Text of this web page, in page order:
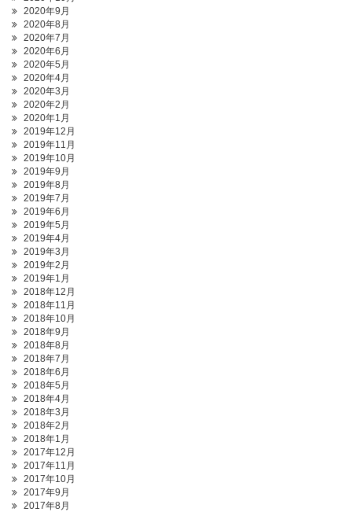
2020年9月
2020年8月
2020年7月
2020年6月
2020年5月
2020年4月
2020年3月
2020年2月
2020年1月
2019年12月
2019年11月
2019年10月
2019年9月
2019年8月
2019年7月
2019年6月
2019年5月
2019年4月
2019年3月
2019年2月
2019年1月
2018年12月
2018年11月
2018年10月
2018年9月
2018年8月
2018年7月
2018年6月
2018年5月
2018年4月
2018年3月
2018年2月
2018年1月
2017年12月
2017年11月
2017年10月
2017年9月
2017年8月